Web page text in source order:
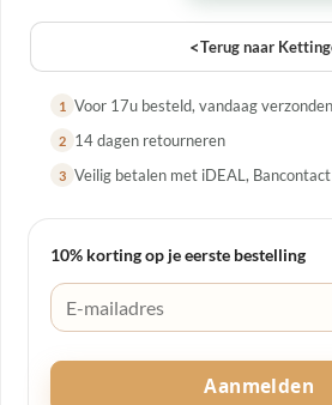
<Terug naar
1 Voor 17u besteld, vandaag verzonden
2 14 dagen retourneren
3 Veilig betalen met iDEAL,
10% korting op je eerste bestelling
Aanmelden